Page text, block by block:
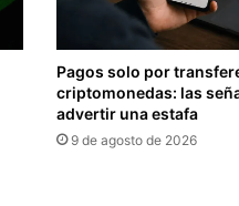
Pagos solo por
criptomonedas: las
advertir una estafa
9 de agosto de 2026